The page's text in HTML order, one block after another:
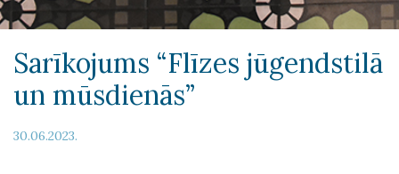
Sarīkojums “Flīzes jūgendstilā
un mūsdienās”
30.06.2023.